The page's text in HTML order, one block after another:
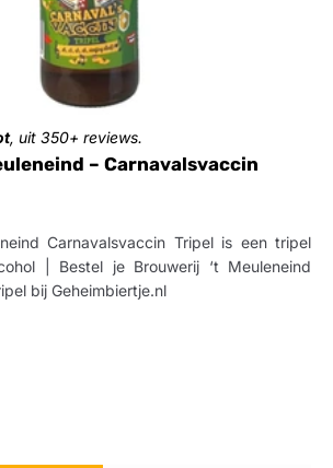
, uit 350+ reviews.
– Carnavalsvaccin
Carnavalsvaccin Tripel is een tripel
| Bestel je Brouwerij ‘t Meuleneind
bij Geheimbiertje.nl